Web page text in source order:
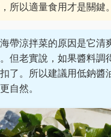
所以適量食用才是關鍵。
帶涼拌菜的原因是它清
但老實說，如果醬料調
了。所以建議用低鈉醬
自然。